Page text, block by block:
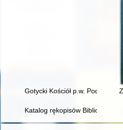
Gotycki Kościół p.w.
Katalog rękopisów Biblioteki